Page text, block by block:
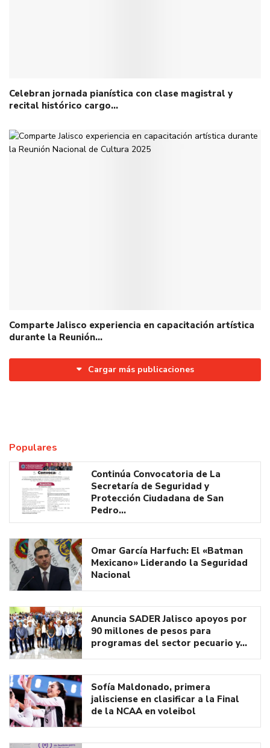
Celebran jornada pianística con clase magistral y
recital histórico cargo…
Comparte Jalisco experiencia en capacitación artística
durante la Reunión…
Cargar más publicaciones
Populares
Continúa Convocatoria de La
Secretaría de Seguridad y
Protección Ciudadana de San
Pedro…
Omar García Harfuch: El «Batman
Mexicano» Liderando la Seguridad
Nacional
Anuncia SADER Jalisco apoyos por
90 millones de pesos para
programas del sector pecuario y…
Sofía Maldonado, primera
jalisciense en clasificar a la Final
de la NCAA en voleibol